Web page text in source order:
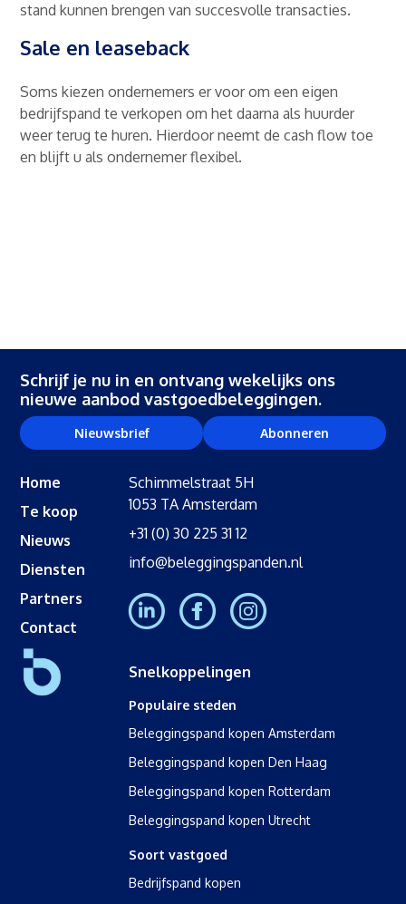
stand kunnen brengen van succesvolle transacties.
Sale en leaseback
Soms kiezen ondernemers er voor om een eigen
bedrijfspand te verkopen om het daarna als huurder
weer terug te huren. Hierdoor neemt de cash flow toe
en blijft u als ondernemer flexibel.
Schrijf je nu in en ontvang wekelijks ons
nieuwe aanbod vastgoedbeleggingen.
Nieuwsbrief Abonneren
Home
Te koop
Nieuws
Diensten
Partners
Contact
Schimmelstraat 5H
1053 TA Amsterdam
+31 (0) 30 225 31 12
info@beleggingspanden.nl
Snelkoppelingen
Populaire steden
Beleggingspand kopen Amsterdam
Beleggingspand kopen Den Haag
Beleggingspand kopen Rotterdam
Beleggingspand kopen Utrecht
Soort vastgoed
Bedrijfspand kopen